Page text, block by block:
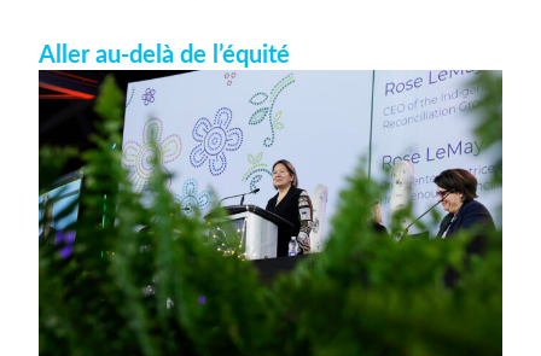
Aller au-delà de l’équité